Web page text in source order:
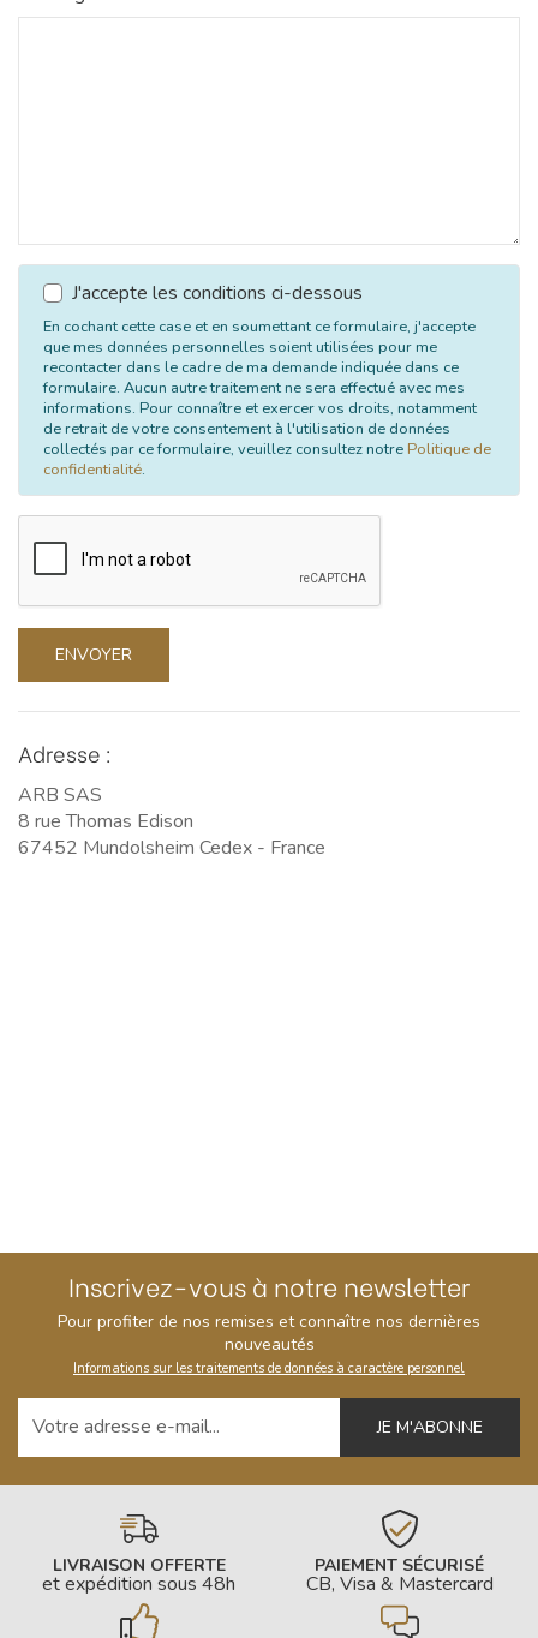
J'accepte les conditions ci-dessous
En cochant cette case et en soumettant ce formulaire, j'accepte
que mes données personnelles soient utilisées pour me
recontacter dans le cadre de ma demande indiquée dans ce
formulaire. Aucun autre traitement ne sera effectué avec mes
informations. Pour connaître et exercer vos droits, notamment
de retrait de votre consentement à l'utilisation de données
collectés par ce formulaire, veuillez consultez notre Politique de
confidentialité.
ENVOYER
Adresse :
ARB SAS
8 rue Thomas Edison
67452 Mundolsheim Cedex - France
Inscrivez-vous à notre newsletter
Pour profiter de nos remises et connaître nos dernières
nouveautés
Informations sur les traitements de données à caractère personnel
LIVRAISON OFFERTE
et expédition sous 48h
PAIEMENT SÉCURISÉ
CB, Visa & Mastercard